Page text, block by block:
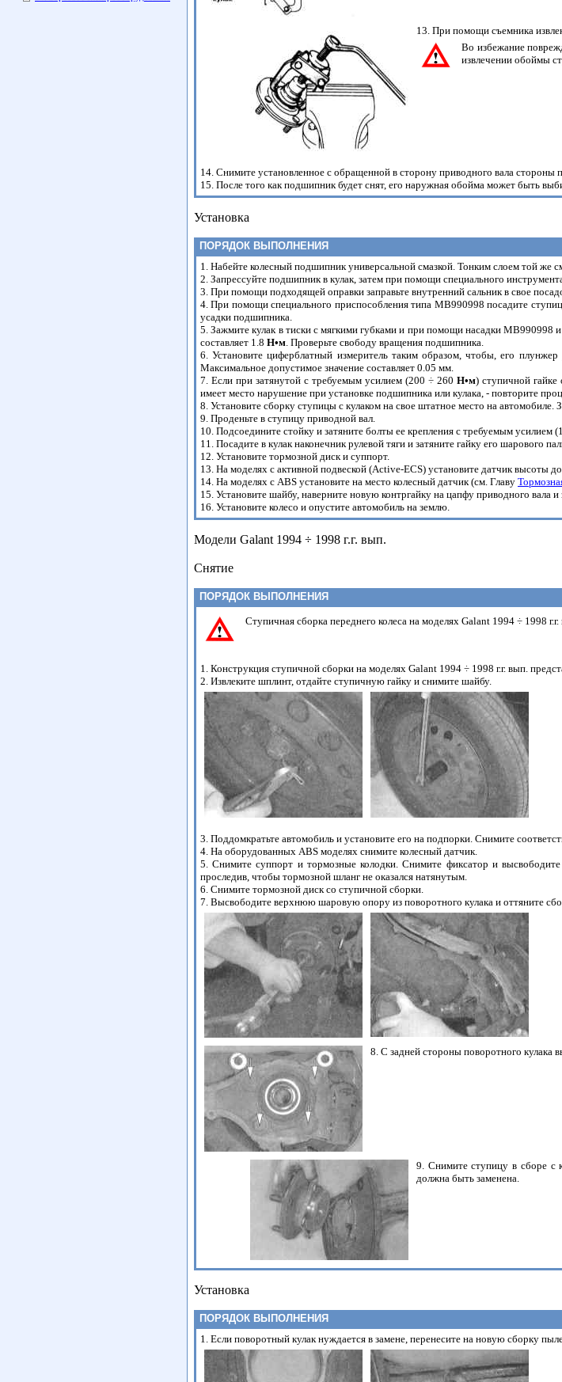
13. При помощи съемника
Во избежание
извлечении обоймы
14. Снимите установленное с обращенной в сторону приводного вала
15. После того как подшипник будет снят, его наружная обойма может быть
Установка
ПОРЯДОК ВЫПОЛНЕНИЯ
1. Набейте колесный подшипник универсальной смазкой. Тонким слоем той же
2. Запрессуйте подшипник в кулак, затем при помощи специального
3. При помощи подходящей оправки заправьте внутренний сальник в свое
4. При помощи специального приспособления типа МВ990998 посадите
усадки подшипника.
5. Зажмите кулак в тиски с мягкими губками и при помощи насадки МВ990998
составляет 1.8 H•м. Проверьте свободу вращения подшипника.
6. Установите циферблатный измеритель таким образом, чтобы, его
Максимальное допустимое значение составляет 0.05 мм.
7. Если при затянутой с требуемым усилием (200 ÷ 260 H•м) ступичной
имеет место нарушение при установке подшипника или кулака, - повторите
8. Установите сборку ступицы с кулаком на свое штатное место на
9. Проденьте в ступицу приводной вал.
10. Подсоедините стойку и затяните болты ее крепления с требуемым усилием
11. Посадите в кулак наконечник рулевой тяги и затяните гайку его шарового
12. Установите тормозной диск и суппорт.
13. На моделях с активной подвеской (Active-ECS) установите датчик высоты
14. На моделях с ABS установите на место колесный датчик (см. Главу
15. Установите шайбу, наверните новую контргайку на цапфу приводного вала
16. Установите колесо и опустите автомобиль на землю.
Модели Galant 1994 ÷ 1998 г.г. вып.
Снятие
ПОРЯДОК ВЫПОЛНЕНИЯ
Ступичная сборка переднего колеса на моделях Galant 1994 ÷ 1998
1. Конструкция ступичной сборки на моделях Galant 1994 ÷ 1998 г.г. вып.
2. Извлеките шплинт, отдайте ступичную гайку и снимите шайбу.
3. Поддомкратьте автомобиль и установите его на подпорки. Снимите
4. На оборудованных ABS моделях снимите колесный датчик.
5. Снимите суппорт и тормозные колодки. Снимите фиксатор и
проследив, чтобы тормозной шланг не оказался натянутым.
6. Снимите тормозной диск со ступичной сборки.
7. Высвободите верхнюю шаровую опору из поворотного кулака и оттяните
8. С задней стороны поворотного кулака
9. Снимите ступицу в сборе с
должна быть заменена.
Установка
ПОРЯДОК ВЫПОЛНЕНИЯ
1. Если поворотный кулак нуждается в замене, перенесите на новую сборку